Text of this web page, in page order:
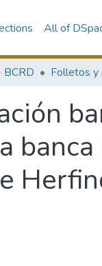
All of
BCRD Folletos y